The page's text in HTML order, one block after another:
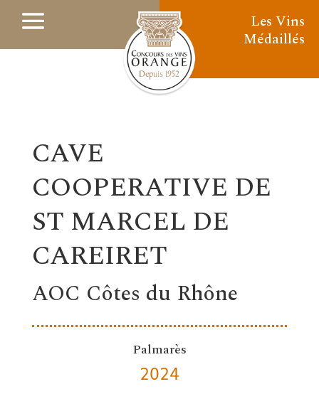
Les Vins
Médaillés
CAVE
COOPERATIVE DE
ST MARCEL DE
CAREIRET
AOC Côtes du Rhône
Palmarès
2024